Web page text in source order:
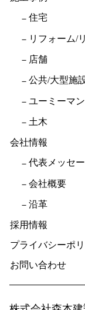
住宅
リフォーム/
店舗
公共/大型施
ユーミーマ
土木
会社情報
代表メッセ
会社概要
沿革
採用情報
プライバシーポ
お問い合わせ